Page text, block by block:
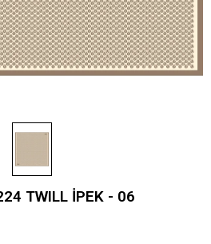
TWILL İPEK - 06